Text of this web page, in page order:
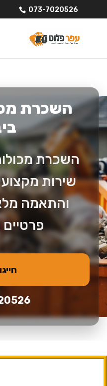
073-7020526
השכרת
השכרת
שירות
והתאמה
פרטיים